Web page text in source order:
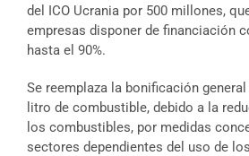
del ICO Ucrania por 500 millones,
empresas disponer de financiación
hasta el 90%.
Se reemplaza la bonificación
litro de combustible, debido a la
los combustibles, por medidas
sectores dependientes del uso de